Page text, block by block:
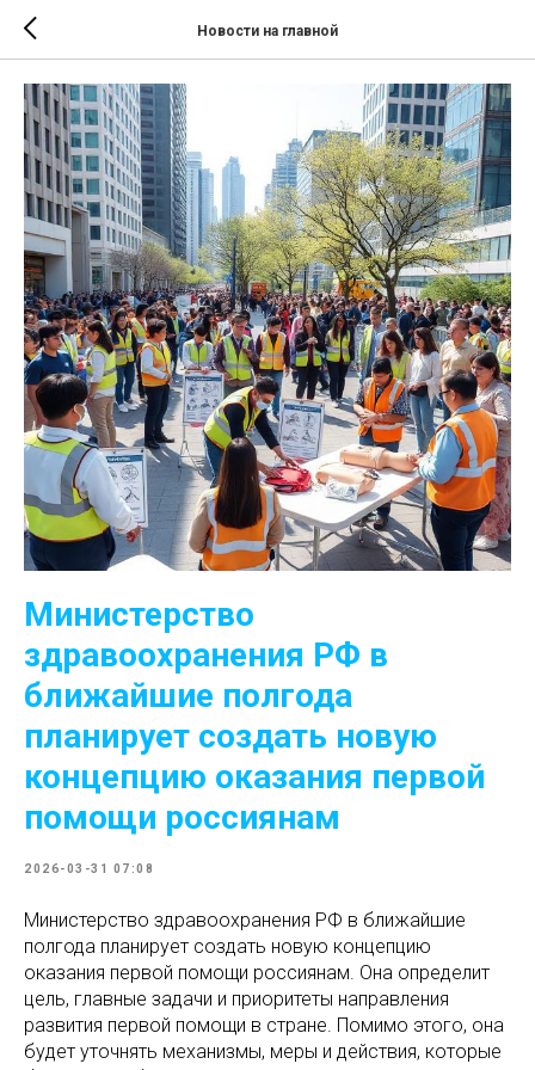
Новости на главной
Министерство
здравоохранения РФ в
ближайшие полгода
планирует создать новую
концепцию оказания первой
помощи россиянам
2026-03-31 07:08
Министерство здравоохранения РФ в ближайшие
полгода планирует создать новую концепцию
оказания первой помощи россиянам. Она определит
цель, главные задачи и приоритеты направления
развития первой помощи в стране. Помимо этого, она
будет уточнять механизмы, меры и действия, которые